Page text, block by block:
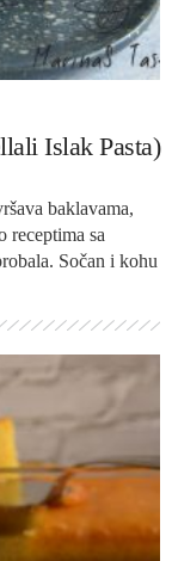
Islak Pasta)
baklavama,
receptima sa
Sočan i kohu